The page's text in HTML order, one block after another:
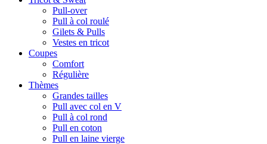
Pull-over
Pull à col roulé
Gilets & Pulls
Vestes en tricot
Coupes
Comfort
Régulière
Thèmes
Grandes tailles
Pull avec col en V
Pull à col rond
Pull en coton
Pull en laine vierge